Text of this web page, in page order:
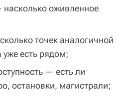
оживленное
точек аналогичной
уже есть рядом;
— есть ли
остановки, магистрали;